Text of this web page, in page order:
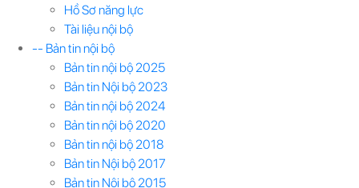
Hồ Sơ năng lực
Tài liệu nội bộ
-- Bản tin nội bộ
Bản tin nội bộ 2025
Bản tin Nội bộ 2023
Bản tin nội bộ 2024
Bản tin nội bộ 2020
Bản tin nội bộ 2018
Bản tin Nội bộ 2017
Bản tin Nội bộ 2015